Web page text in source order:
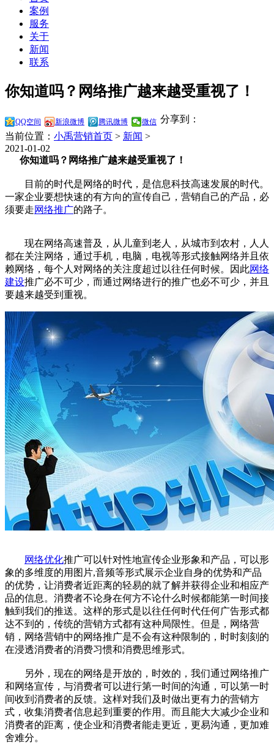
案例
服务
关于
新闻
联系
你知道吗？网络推广越来越受重视了！
分享到：
QQ空间 新浪微博 腾讯微博 微信
当前位置： 小禹营销首页 > 新闻 >
2021-01-02
你知道吗？网络推广越来越受重视了！
目前的时代是网络的时代，是信息科技高速发展的时代。
一家企业要想快速的有方向的宣传自己，营销自己的产品，必
须要走网络推广的路子。
现在网络高速普及，从儿童到老人，从城市到农村，人人
都在关注网络，通过手机，电脑，电视等形式接触网络并且依
赖网络，每个人对网络的关注度超过以往任何时候。因此网络
建设推广必不可少，而通过网络进行的推广也必不可少，并且
要越来越受到重视。
网络优化推广可以针对性地宣传企业形象和产品，可以形
象的多维度的用图片,音频等形式展示企业自身的优势和产品
的优势，让消费者近距离的轻易的就了解并获得企业和相应产
品的信息。消费者不论身在何方不论什么时候都能第一时间接
触到我们的推送。这样的形式是以往任何时代任何广告形式都
达不到的，传统的营销方式都有这种局限性。但是，网络营
销，网络营销中的网络推广是不会有这种限制的，时时刻刻的
在浸透消费者的消费习惯和消费思维形式。
另外，现在的网络是开放的，时效的，我们通过网络推广
和网络宣传，与消费者可以进行第一时间的沟通，可以第一时
间收到消费者的反馈。这样对我们及时做出更有力的营销方
式，收集消费者信息起到重要的作用。而且能大大减少企业和
消费者的距离，使企业和消费者能走更近，更易沟通，更加难
舍难分。